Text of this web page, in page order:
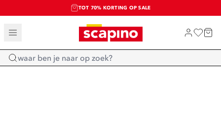
TOT 70% KORTING OP SALE
SALE: LAATSTE KANS!
SHOP NIEUW
Home